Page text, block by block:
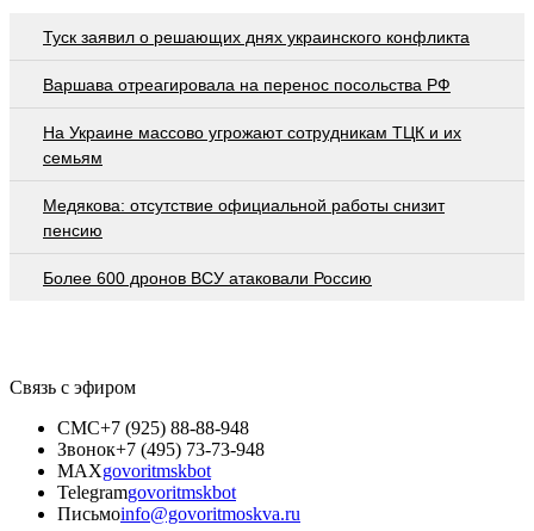
Туск заявил о решающих днях украинского конфликта
Варшава отреагировала на перенос посольства РФ
На Украине массово угрожают сотрудникам ТЦК и их
семьям
Медякова: отсутствие официальной работы снизит
пенсию
Более 600 дронов ВСУ атаковали Россию
Связь с эфиром
СМС+7 (925) 88-88-948
Звонок+7 (495) 73-73-948
MAXgovoritmskbot
Telegramgovoritmskbot
Письмоinfo@govoritmoskva.ru